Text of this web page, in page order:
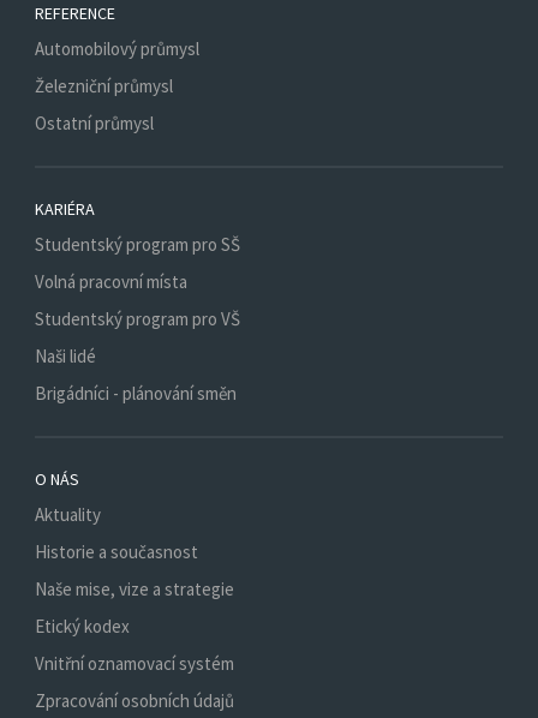
REFERENCE
Automobilový průmysl
Železniční průmysl
Ostatní průmysl
KARIÉRA
Studentský program pro SŠ
Volná pracovní místa
Studentský program pro VŠ
Naši lidé
Brigádníci - plánování směn
O NÁS
Aktuality
Historie a současnost
Naše mise, vize a strategie
Etický kodex
Vnitřní oznamovací systém
Zpracování osobních údajů